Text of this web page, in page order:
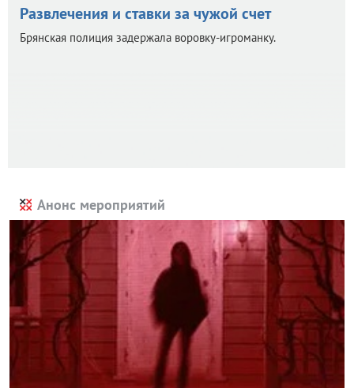
Развлечения и ставки за чужой счет
Брянская полиция задержала воровку-игроманку.
Анонс мероприятий